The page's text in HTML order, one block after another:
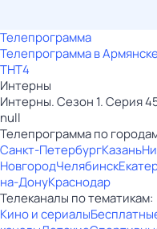
Телепрограмма
Телепрограмма в Армянске
ТНТ4
Интерны
Интерны. Сезон 1. Серия
null
Телепрограмма по
Санкт-ПетербургКазань
НовгородЧелябинск
на-ДонуКраснодар
Телеканалы по тематикам:
Кино и сериалы